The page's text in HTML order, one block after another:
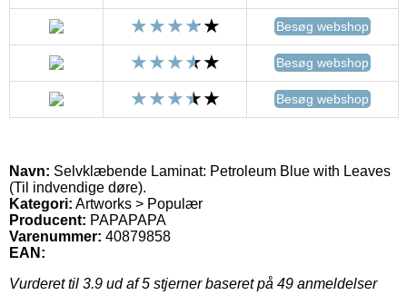
Besøg webshop
Besøg webshop
Besøg webshop
Navn: Selvklæbende Laminat: Petroleum Blue with Leaves
(Til indvendige døre).
Kategori: Artworks > Populær
Producent: PAPAPAPA
Varenummer: 40879858
EAN:
Vurderet til 3.9 ud af 5 stjerner baseret på 49 anmeldelser